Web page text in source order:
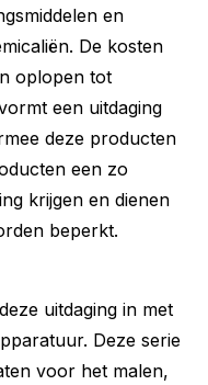
en
De kosten
oplopen tot
een uitdaging
deze producten
een zo
krijgen en dienen
beperkt.
uitdaging in met
Deze serie
voor het malen,